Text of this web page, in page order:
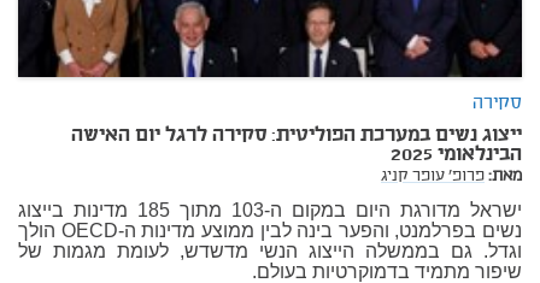
סקירה
ייצוג נשים במערכת הפוליטית: סקירה לרגל יום האישה
הבינלאומי 2025
מאת:פרופ' עופר קניג
ישראל מדורגת היום במקום ה-103 מתוך 185 מדינות בייצוג
נשים בפרלמנט, והפער בינה לבין ממוצע מדינות ה-OECD הולך
וגדל. גם בממשלה הייצוג הנשי מדשדש, לעומת מגמות של
שיפור מתמיד בדמוקרטיות בעולם.